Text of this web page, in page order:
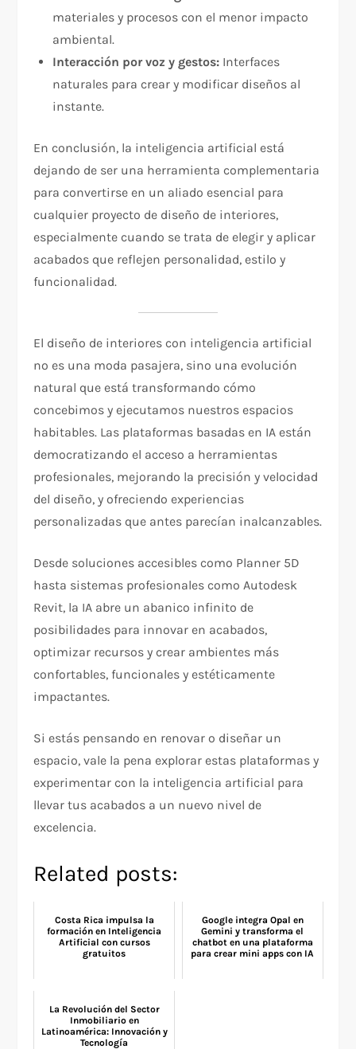
materiales y procesos con el menor impacto
ambiental.
Interacción por voz y gestos: Interfaces
naturales para crear y modificar diseños al
instante.
En conclusión, la inteligencia artificial está
dejando de ser una herramienta complementaria
para convertirse en un aliado esencial para
cualquier proyecto de diseño de interiores,
especialmente cuando se trata de elegir y aplicar
acabados que reflejen personalidad, estilo y
funcionalidad.
El diseño de interiores con inteligencia artificial
no es una moda pasajera, sino una evolución
natural que está transformando cómo
concebimos y ejecutamos nuestros espacios
habitables. Las plataformas basadas en IA están
democratizando el acceso a herramientas
profesionales, mejorando la precisión y velocidad
del diseño, y ofreciendo experiencias
personalizadas que antes parecían inalcanzables.
Desde soluciones accesibles como Planner 5D
hasta sistemas profesionales como Autodesk
Revit, la IA abre un abanico infinito de
posibilidades para innovar en acabados,
optimizar recursos y crear ambientes más
confortables, funcionales y estéticamente
impactantes.
Si estás pensando en renovar o diseñar un
espacio, vale la pena explorar estas plataformas y
experimentar con la inteligencia artificial para
llevar tus acabados a un nuevo nivel de
excelencia.
Related posts:
Costa Rica impulsa la
formación en Inteligencia
Artificial con cursos
gratuitos
Google integra Opal en
Gemini y transforma el
chatbot en una plataforma
para crear mini apps con IA
La Revolución del Sector
Inmobiliario en
Latinoamérica: Innovación y
Tecnología